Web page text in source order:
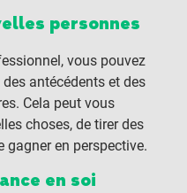
personnes
vous pouvez
antécédents et des
Cela peut vous
choses, de tirer des
en perspective.
en soi